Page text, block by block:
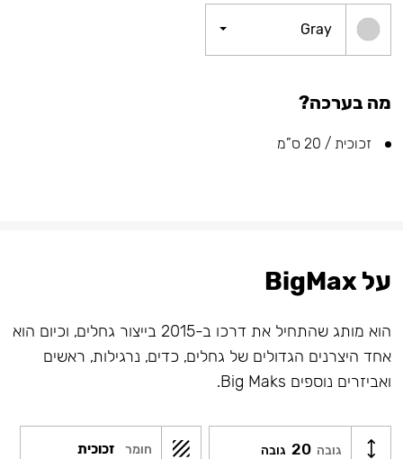
Gray
מה בערכה?
זכוכית / 20 ס”מ
על BigMax
הוא מותג שהתחיל את דרכו ב-2015 בייצור גחלים, וכיום הוא
אחד היצרנים הגדולים של גחלים, כדים, נרגילות, ראשים
ואביזרים נוספים Big Maks.
גובה 20 גובה חומר זכוכית